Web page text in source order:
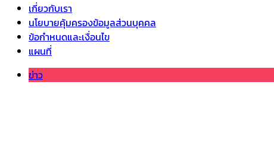
เกี่ยวกับเรา
นโยบายคุ้มครองข้อมูลส่วนบุคคล
ข้อกำหนดและเงื่อนไข
แผนที่
ข่าว